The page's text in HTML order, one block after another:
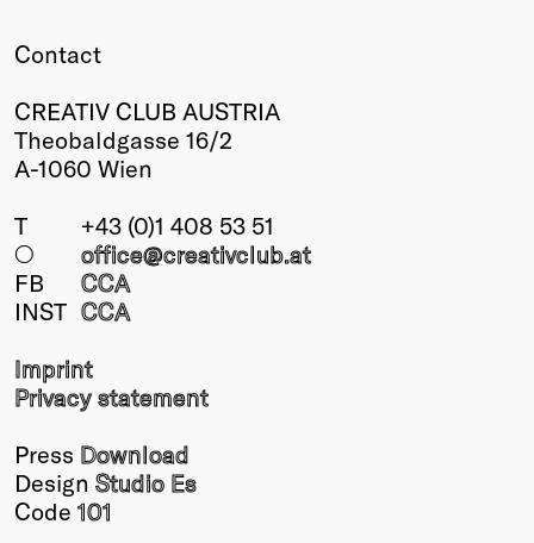
Contact
CREATIV CLUB AUSTRIA
Theobaldgasse 16/2
A-1060 Wien
T
+43 (0)1 408 53 51
○
office@creativclub.at
FB
CCA
INST CCA
Imprint
Privacy statement
Press Download
Design Studio Es
Code 101